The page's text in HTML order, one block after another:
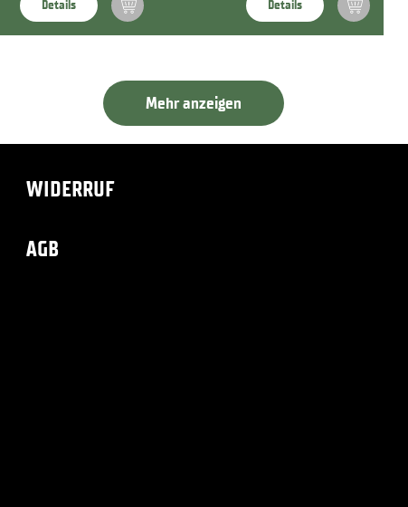
Details Details
Mehr anzeigen
WIDERRUF
AGB